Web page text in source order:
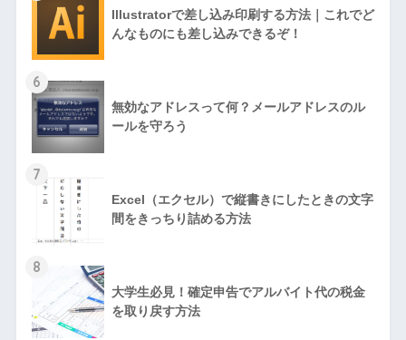
Illustratorで差し込み印刷する方法｜これでど
んなものにも差し込みできるぞ！
6
無効なアドレスって何？メールアドレスのル
ールを守ろう
7
Excel（エクセル）で縦書きにしたときの文字
間をきっちり詰める方法
8
大学生必見！確定申告でアルバイト代の税金
を取り戻す方法